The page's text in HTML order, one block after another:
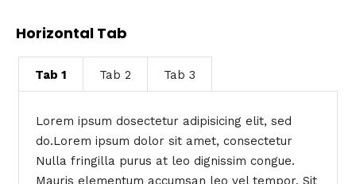
Horizontal Tab
Tab 1 Tab 2 Tab 3
Lorem ipsum dosectetur adipisicing elit, sed
do.Lorem ipsum dolor sit amet, consectetur
Nulla fringilla purus at leo dignissim congue.
Mauris elementum accumsan leo vel tempor. Sit